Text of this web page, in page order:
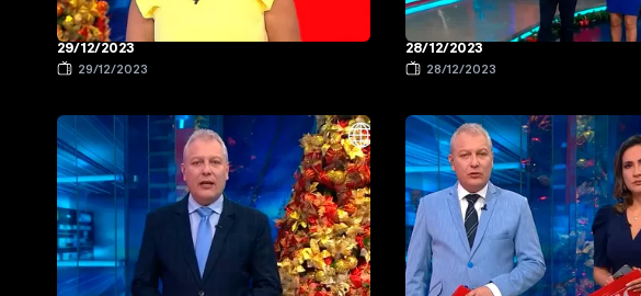
29/12/2023
29/12/2023
28/12/2023
28/12/2023